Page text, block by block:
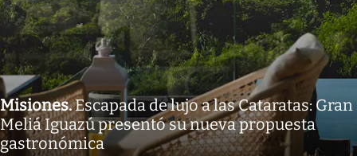
Misiones.Escapada de lujo a las Cataratas: Gran
Meliá Iguazú presentó su nueva propuesta
gastronómica